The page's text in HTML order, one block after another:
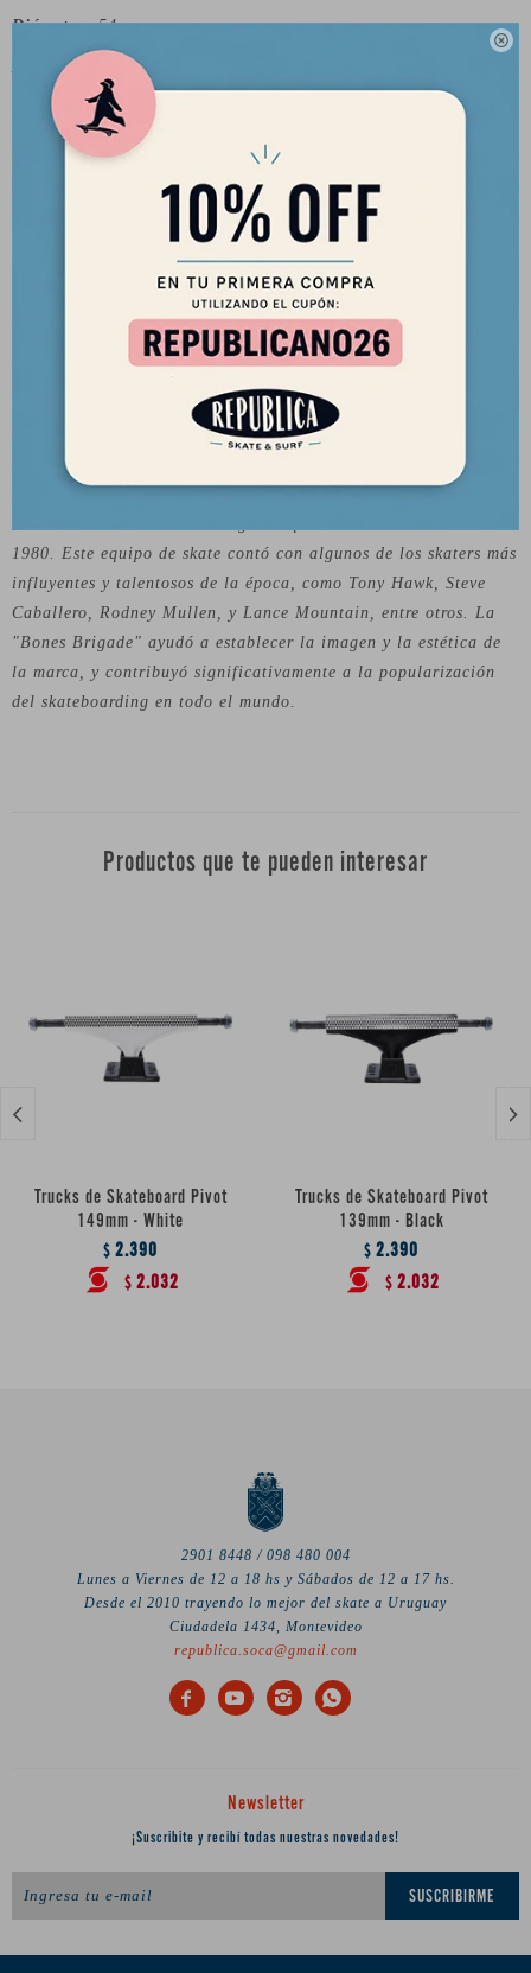

Diámetro:54mm
Ancho:31mm
Dureza: 100a
Uso sugerido:Street
Smooth
SOBRE LA MARCA:
La marca de skate "Bones" tiene una rica historia que se
remonta a la década de 1970 y ha desempeñado un papel
skate. Fundada por George Powell y Stacy Peralta en 1978, la
marca se ha convertido en un referente en la industria del skate.
Desde sus inicios, Bones se ha centrado en la fabricación de
ruedas de skate de alta calidad y alto rendimiento. Su producto
1980. Este equipo de skate contó con algunos de los skaters más
influyentes y talentosos de la época, como Tony Hawk, Steve
Caballero, Rodney Mullen, y Lance Mountain, entre otros. La
"Bones Brigade" ayudó a establecer la imagen y la estética de
la marca, y contribuyó significativamente a la popularización
del skateboarding en todo el mundo.
Productos que te pueden interesar
Trucks de Skateboard Pivot
149mm - White
$ 2.390
$ 2.032
Trucks de Skateboard Pivot
139mm - Black
$ 2.390
$ 2.032
 
2901 8448 / 098 480 004
Lunes a Viernes de 12 a 18 hs y Sábados de 12 a 17 hs.
Desde el 2010 trayendo lo mejor del skate a Uruguay
Ciudadela 1434, Montevideo
republica.soca@gmail.com
   
Newsletter
¡Suscribite y recibí todas nuestras novedades!
SUSCRIBIRME